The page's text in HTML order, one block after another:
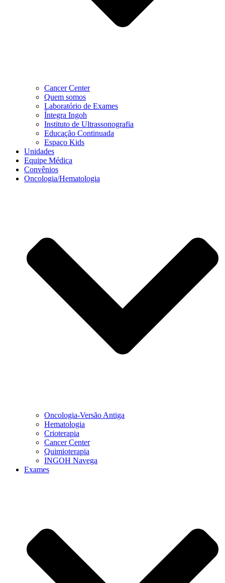
Cancer Center
Quem somos
Laboratório de Exames
Íntegra Ingoh
Instituto de Ultrassonografia
Educação Continuada
Espaço Kids
Unidades
Equipe Médica
Convênios
Oncologia/Hematologia
Oncologia-Versão Antiga
Hematologia
Crioterapia
Cancer Center
Quimioterapia
INGOH Navega
Exames